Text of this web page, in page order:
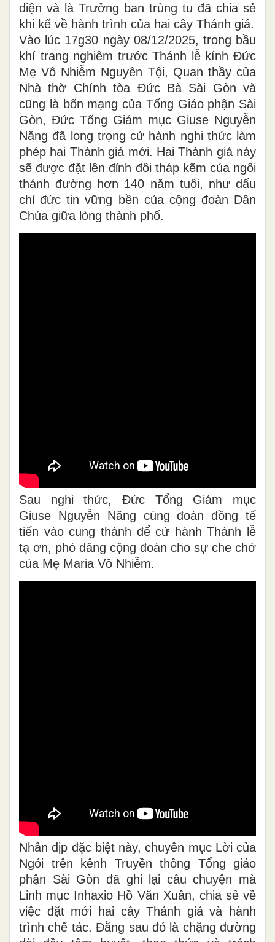
diện và là Trưởng ban trùng tu đã chia sẻ
khi kể về hành trình của hai cây Thánh giá.
Vào lúc 17g30 ngày 08/12/2025, trong bầu
khí trang nghiêm trước Thánh lễ kính Đức
Mẹ Vô Nhiễm Nguyên Tội, Quan thầy của
Nhà thờ Chính tòa Đức Bà Sài Gòn và
cũng là bổn mạng của Tổng Giáo phận Sài
Gòn, Đức Tổng Giám mục Giuse Nguyễn
Năng đã long trọng cử hành nghi thức làm
phép hai Thánh giá mới. Hai Thánh giá này
sẽ được đặt lên đỉnh đôi tháp kẽm của ngôi
thánh đường hơn 140 năm tuổi, như dấu
chỉ đức tin vững bền của cộng đoàn Dân
Chúa giữa lòng thành phố.
Sau nghi thức, Đức Tổng Giám mục
Giuse Nguyễn Năng cùng đoàn đồng tế
tiến vào cung thánh để cử hành Thánh lễ
tạ ơn, phó dâng cộng đoàn cho sự che chở
của Mẹ Maria Vô Nhiễm.
Nhân dịp đặc biệt này, chuyên mục Lời của
Ngói trên kênh Truyền thông Tổng giáo
phận Sài Gòn đã ghi lại câu chuyện mà
Linh mục Inhaxio Hồ Văn Xuân, chia sẻ về
việc đặt mới hai cây Thánh giá và hành
trình chế tác. Đằng sau đó là chặng đường